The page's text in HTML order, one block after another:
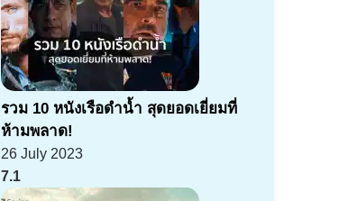
รวม 10 หนังเรือดำน้ำ สุดยอดเยี่ยมที่
ห้ามพลาด!
26 July 2023
7.1